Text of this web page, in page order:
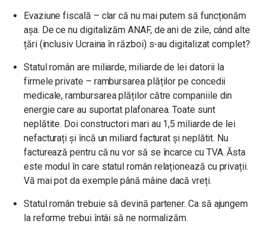
Evaziune fiscală – clar că nu mai putem să funcționăm
așa. De ce nu digitalizăm ANAF, de ani de zile, când alte
țări (inclusiv Ucraina în război) s-au digitalizat complet?
Statul român are miliarde, miliarde de lei datorii la
firmele private – rambursarea plăților pe concedii
medicale, rambursarea plăților către companiile din
energie care au suportat plafonarea. Toate sunt
neplătite. Doi constructori mari au 1,5 miliarde de lei
nefacturați și încă un miliard facturat și neplătit. Nu
facturează pentru că nu vor să se încarce cu TVA. Ăsta
este modul în care statul român relaționează cu privații.
Vă mai pot da exemple până mâine dacă vreți.
Statul român trebuie să devină partener. Ca să ajungem
la reforme trebui întâi să ne normalizăm.